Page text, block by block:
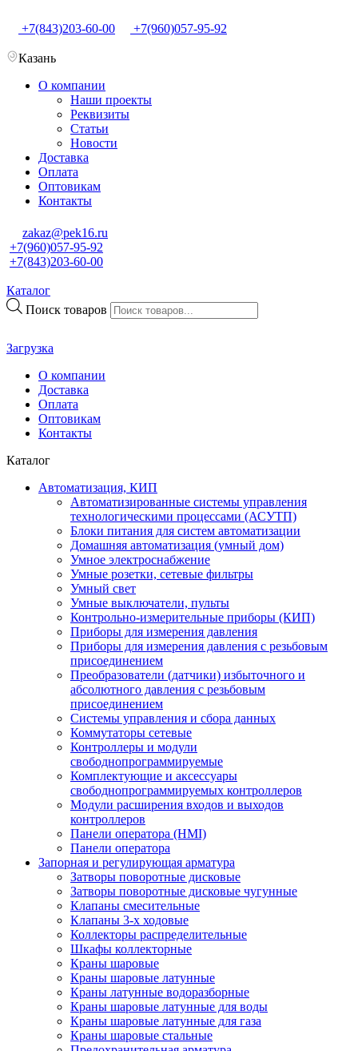
+7(843)203-60-00 +7(960)057-95-92
Казань
О компании
Наши проекты
Реквизиты
Статьи
Новости
Доставка
Оплата
Оптовикам
Контакты
zakaz@pek16.ru
+7(960)057-95-92
+7(843)203-60-00
Каталог
Поиск товаров
Загрузка
О компании
Доставка
Оплата
Оптовикам
Контакты
Каталог
Автоматизация, КИП
Автоматизированные системы управления
технологическими процессами (АСУТП)
Блоки питания для систем автоматизации
Домашняя автоматизация (умный дом)
Умное электроснабжение
Умные розетки, сетевые фильтры
Умный свет
Умные выключатели, пульты
Контрольно-измерительные приборы (КИП)
Приборы для измерения давления
Приборы для измерения давления с резьбовым
присоединением
Преобразователи (датчики) избыточного и
абсолютного давления с резьбовым
присоединением
Системы управления и сбора данных
Коммутаторы сетевые
Контроллеры и модули
свободнопрограммируемые
Комплектующие и аксессуары
свободнопрограммируемых контроллеров
Модули расширения входов и выходов
контроллеров
Панели оператора (HMI)
Панели оператора
Запорная и регулирующая арматура
Затворы поворотные дисковые
Затворы поворотные дисковые чугунные
Клапаны смесительные
Клапаны 3-х ходовые
Коллекторы распределительные
Шкафы коллекторные
Краны шаровые
Краны шаровые латунные
Краны латунные водоразборные
Краны шаровые латунные для воды
Краны шаровые латунные для газа
Краны шаровые стальные